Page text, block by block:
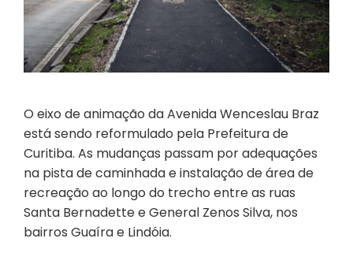
O eixo de animação da Avenida Wenceslau Braz
está sendo reformulado pela Prefeitura de
Curitiba. As mudanças passam por adequações
na pista de caminhada e instalação de área de
recreação ao longo do trecho entre as ruas
Santa Bernadette e General Zenos Silva, nos
bairros Guaíra e Lindóia.